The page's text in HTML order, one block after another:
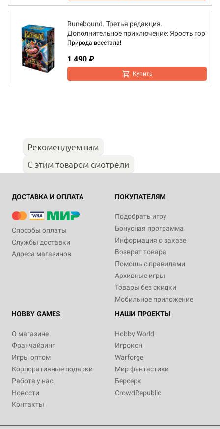
Runebound. Третья редакция.
Дополнительное приключение: Ярость гор
Природа восстала!
1 490 ₽
Купить
Рекомендуем вам
С этим товаром смотрели
ДОСТАВКА И ОПЛАТА
Способы оплаты
Службы доставки
Адреса магазинов
ПОКУПАТЕЛЯМ
Подобрать игру
Бонусная программа
Информация о заказе
Возврат товара
Помощь с правилами
Архивные игры
Товары без скидки
Мобильное приложение
HOBBY GAMES
О магазине
Франчайзинг
Игры оптом
Корпоративные подарки
Работа у нас
Новости
Контакты
НАШИ ПРОЕКТЫ
Hobby World
Игрокон
Warforge
Мир фантастики
Берсерк
CrowdRepublic